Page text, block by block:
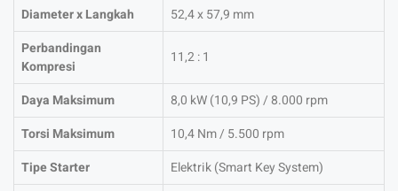
Diameter x Langkah
52,4 x 57,9 mm
Perbandingan
Kompresi
11,2 : 1
Daya Maksimum
8,0 kW (10,9 PS) / 8.000 rpm
Torsi Maksimum
10,4 Nm / 5.500 rpm
Tipe Starter
Elektrik (Smart Key System)